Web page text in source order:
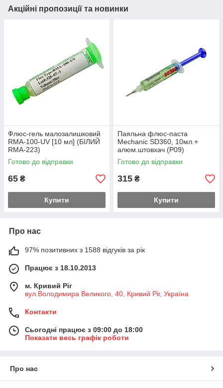
Акційні пропозиції та новинки
Флюс-гель малозалишковий
RMA-100-UV [10 мл] (БІЛИЙ
RMA-223)
Готово до відправки
65 ₴
Купити
Паяльна флюс-паста
Mechanic SD360, 10мл.+
алюм.штовхач (Р09)
Готово до відправки
315 ₴
Купити
Про нас
97% позитивних з 1588 відгуків за рік
Працює з 18.10.2013
м. Кривий Ріг
вул.Володимира Великого, 40, Кривий Ріг, Україна
Контакти
Сьогодні працює з 09:00 до 18:00
Показати весь графік роботи
Про нас